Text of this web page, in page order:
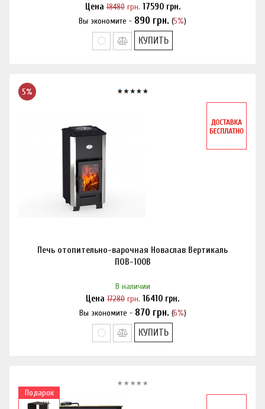
Цена18480грн. 17590грн.
Вы экономите - 890 грн. (5%)
Нашли дешевле?
КУПИТЬ
5%
Печь отопительно-варочная Новаслав Вертикаль
ПОВ-100В
В наличии
Цена 17280 грн. 16410 грн.
Вы экономите - 870 грн. (6%)
Нашли дешевле?
КУПИТЬ
Подарок